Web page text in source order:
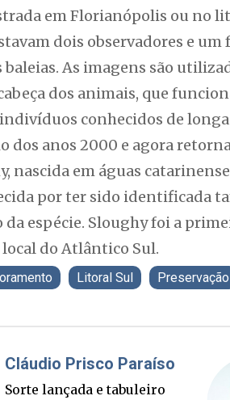
em Florianópolis ou no
dois observadores e
baleias. As imagens são
dos animais, que
conhecidos de
dos anos 2000 e agora
nascida em águas
por ter sido identificada
da espécie. Sloughy foi a
do Atlântico Sul.
Litoral Sul Preservação
Fabiano Bordignon
Ponte Anita Garibaldi virou